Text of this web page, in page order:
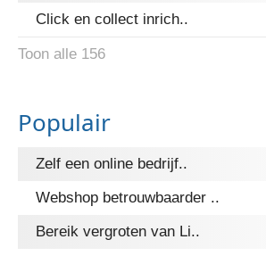
Click en collect inrich..
Toon alle 156
Populair
Zelf een online bedrijf..
Webshop betrouwbaarder ..
Bereik vergroten van Li..